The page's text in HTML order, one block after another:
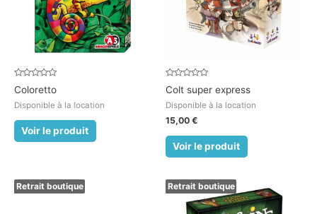
Note
0
sur
5
Coloretto
Disponible à la location
Voir le produit
Note
0
sur
5
Colt super express
Disponible à la location
15,00 €
Voir le produit
Retrait boutique Retrait boutique